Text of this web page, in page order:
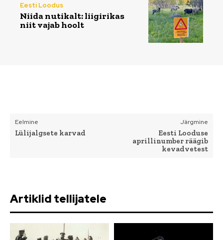
Eesti Loodus
Niida nutikalt: liigirikas
niit vajab hoolt
Eelmine
Lülijalgsete karvad
Järgmine
Eesti Looduse
aprillinumber räägib
kevadvetest
Artiklid tellijatele